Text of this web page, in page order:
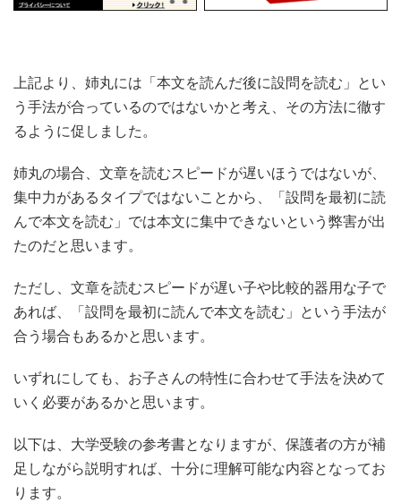
上記より、姉丸には「本文を読んだ後に設問を読む」とい
う手法が合っているのではないかと考え、その方法に徹す
るように促しました。
姉丸の場合、文章を読むスピードが遅いほうではないが、
集中力があるタイプではないことから、「設問を最初に読
んで本文を読む」では本文に集中できないという弊害が出
たのだと思います。
ただし、文章を読むスピードが遅い子や比較的器用な子で
あれば、「設問を最初に読んで本文を読む」という手法が
合う場合もあるかと思います。
いずれにしても、お子さんの特性に合わせて手法を決めて
いく必要があるかと思います。
以下は、大学受験の参考書となりますが、保護者の方が補
足しながら説明すれば、十分に理解可能な内容となってお
ります。